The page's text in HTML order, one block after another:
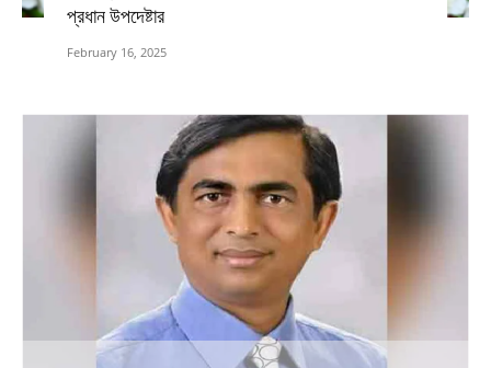
প্রধান উপদেষ্টার
February 16, 2025